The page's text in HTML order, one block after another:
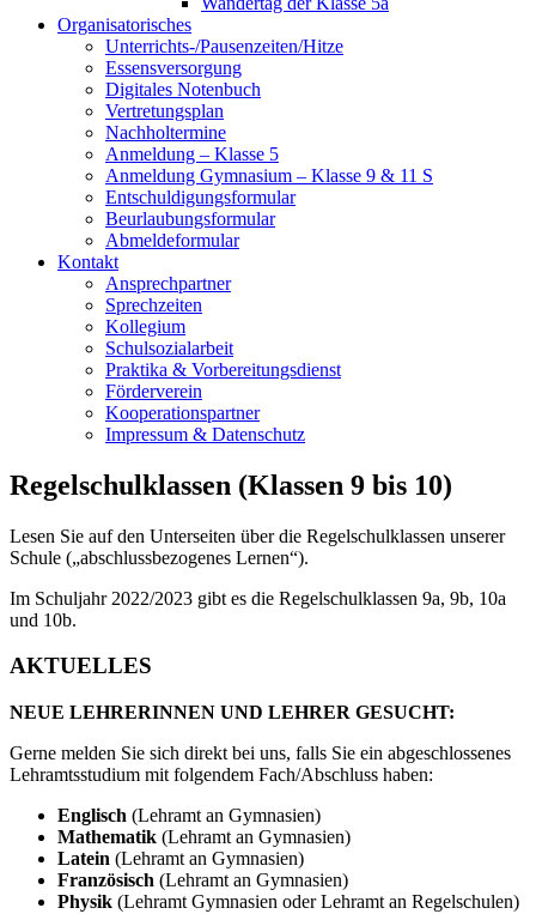
Organisatorisches
Unterrichts-/Pausenzeiten/Hitze
Essensversorgung
Digitales Notenbuch
Vertretungsplan
Nachholtermine
Anmeldung – Klasse 5
Anmeldung Gymnasium – Klasse 9 & 11 S
Entschuldigungsformular
Beurlaubungsformular
Abmeldeformular
Kontakt
Ansprechpartner
Sprechzeiten
Kollegium
Schulsozialarbeit
Praktika & Vorbereitungsdienst
Förderverein
Kooperationspartner
Impressum & Datenschutz
Regelschulklassen (Klassen 9 bis 10)
Lesen Sie auf den Unterseiten über die Regelschulklassen unserer
Schule („abschlussbezogenes Lernen“).
Im Schuljahr 2022/2023 gibt es die Regelschulklassen 9a, 9b, 10a
und 10b.
AKTUELLES
NEUE LEHRERINNEN UND LEHRER GESUCHT:
Gerne melden Sie sich direkt bei uns, falls Sie ein abgeschlossenes
Lehramtsstudium mit folgendem Fach/Abschluss haben:
Englisch (Lehramt an Gymnasien)
Mathematik (Lehramt an Gymnasien)
Latein (Lehramt an Gymnasien)
Französisch (Lehramt an Gymnasien)
Physik (Lehramt Gymnasien oder Lehramt an Regelschulen)